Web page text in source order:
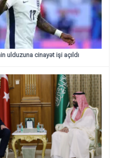
ulduzuna cinayət işi açıldı